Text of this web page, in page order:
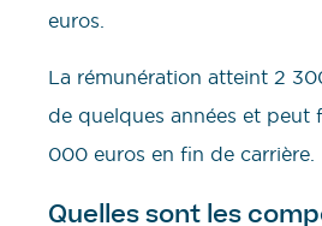
euros.
La rémunération atteint 2
de quelques années et peut
000 euros en fin de carrière.
Quelles sont les